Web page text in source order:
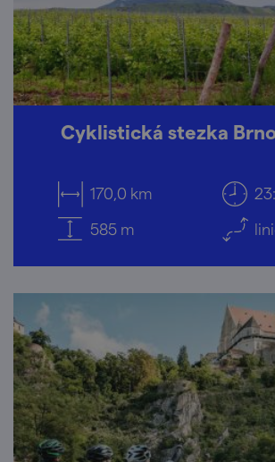
Cyklistická stezka
170,0 km
585 m